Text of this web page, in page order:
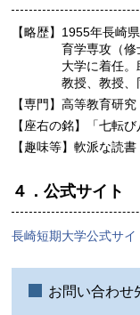
【略歴】 1955年長崎
育学専攻（
大学に着任
教授、教授、
【専門】高等教育研究
【座右の銘】
「七転び
【趣味等】軟派な読書
４．公式サイト
長崎短期大学公式サイ
お問い合わせ